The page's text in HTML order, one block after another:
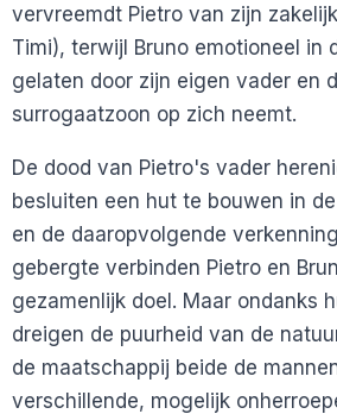
vervreemdt Pietro van zijn
Timi), terwijl Bruno emotioneel in
gelaten door zijn eigen vader en
surrogaatzoon op zich neemt.
De dood van Pietro's vader
besluiten een hut te bouwen in
en de daaropvolgende
gebergte verbinden Pietro en
gezamenlijk doel. Maar ondanks
dreigen de puurheid van de
de maatschappij beide de
verschillende, mogelijk